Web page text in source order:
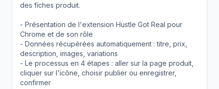
des fiches produit.
- Présentation de l'extension Hustle Got Real pour
Chrome et de son rôle
- Données récupérées automatiquement : titre, prix,
description, images, variations
- Le processus en 4 étapes : aller sur la page produit,
cliquer sur l'icône, choisir publier ou enregistrer,
confirmer